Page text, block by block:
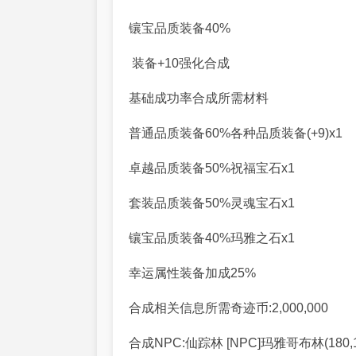
镶宝品质装备40%
装备+10强化合成
基础成功率合成所需材料
普通品质装备60%各种品质装备(+9)x1
卓越品质装备50%祝福宝石x1
套装品质装备50%灵魂宝石x1
镶宝品质装备40%玛雅之石x1
幸运属性装备加成25%
合成相关信息所需奇迹币:2,000,000
合成NPC:仙踪林 [NPC]玛雅哥布林